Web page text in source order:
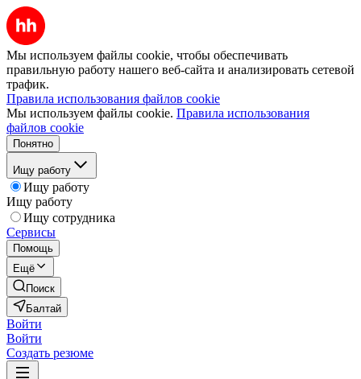
Мы используем файлы cookie, чтобы обеспечивать
правильную работу нашего веб-сайта и анализировать сетевой
трафик.
Правила использования файлов cookie
Мы используем файлы cookie. Правила использования
файлов cookie
Понятно
Ищу работу
Ищу работу
Ищу работу
Ищу сотрудника
Сервисы
Помощь
Ещё
Поиск
Балтай
Войти
Войти
Создать резюме